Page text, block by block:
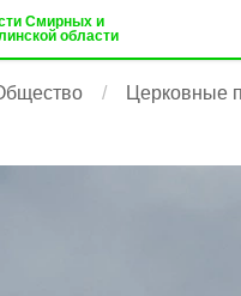
Смирных и
области
Церковные